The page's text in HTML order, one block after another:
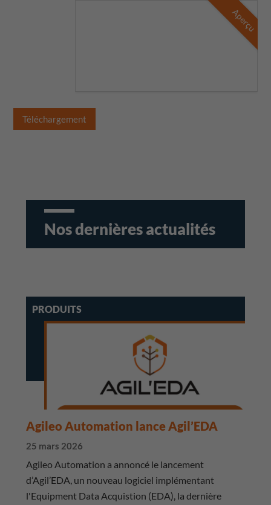
Aperçu
Téléchargement
Nos dernières actualités
PRODUITS
Agileo Automation lance Agil’EDA
25 mars 2026
Agileo Automation a annoncé le lancement
d’Agil’EDA, un nouveau logiciel implémentant
l'Equipment Data Acquistion (EDA), la dernière